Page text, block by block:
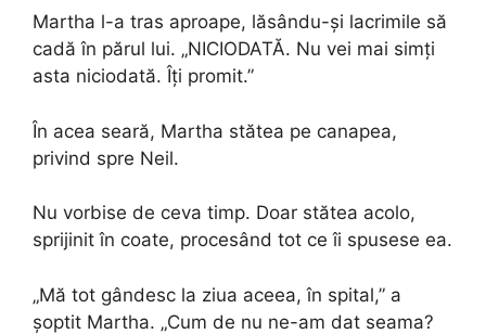
Martha l-a tras aproape, lăsându-și lacrimile să
cadă în părul lui. „NICIODATĂ. Nu vei mai simți
asta niciodată. Îți promit.”
În acea seară, Martha stătea pe canapea,
privind spre Neil.
Nu vorbise de ceva timp. Doar stătea acolo,
sprijinit în coate, procesând tot ce îi spusese ea.
„Mă tot gândesc la ziua aceea, în spital,” a
șoptit Martha. „Cum de nu ne-am dat seama?